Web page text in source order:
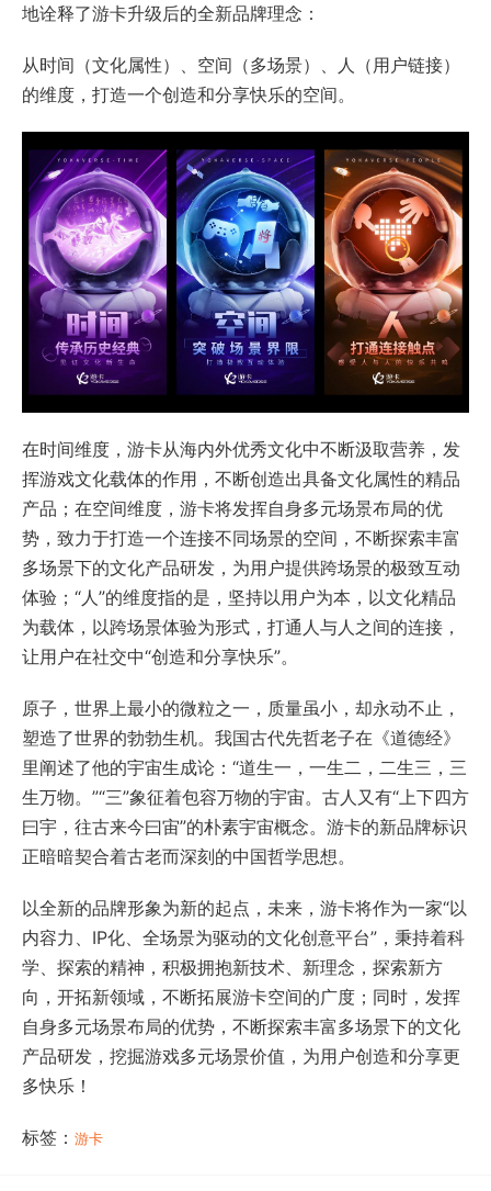
地诠释了游卡升级后的全新品牌理念：
从时间（文化属性）、空间（多场景）、人（用户链接）
的维度，打造一个创造和分享快乐的空间。
在时间维度，游卡从海内外优秀文化中不断汲取营养，发
挥游戏文化载体的作用，不断创造出具备文化属性的精品
产品；在空间维度，游卡将发挥自身多元场景布局的优
势，致力于打造一个连接不同场景的空间，不断探索丰富
多场景下的文化产品研发，为用户提供跨场景的极致互动
体验；“人”的维度指的是，坚持以用户为本，以文化精品
为载体，以跨场景体验为形式，打通人与人之间的连接，
让用户在社交中“创造和分享快乐”。
原子，世界上最小的微粒之一，质量虽小，却永动不止，
塑造了世界的勃勃生机。我国古代先哲老子在《道德经》
里阐述了他的宇宙生成论：“道生一，一生二，二生三，三
生万物。”“三”象征着包容万物的宇宙。古人又有“上下四方
曰宇，往古来今曰宙”的朴素宇宙概念。游卡的新品牌标识
正暗暗契合着古老而深刻的中国哲学思想。
以全新的品牌形象为新的起点，未来，游卡将作为一家“以
内容力、IP化、全场景为驱动的文化创意平台”，秉持着科
学、探索的精神，积极拥抱新技术、新理念，探索新方
向，开拓新领域，不断拓展游卡空间的广度；同时，发挥
自身多元场景布局的优势，不断探索丰富多场景下的文化
产品研发，挖掘游戏多元场景价值，为用户创造和分享更
多快乐！
标签： 游卡